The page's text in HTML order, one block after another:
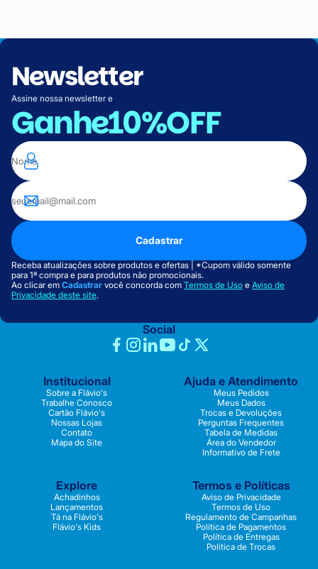
Newsletter
Assine nossa newsletter e
Ganhe10%OFF
Cadastrar
Receba atualizações sobre produtos e ofertas | *Cupom válido somente
para 1ª compra e para produtos não promocionais.
Ao clicar em Cadastrar você concorda com Termos de Uso e Aviso de
Privacidade deste site.
Social
Institucional
Sobre a Flávio's
Trabalhe Conosco
Cartão Flávio's
Nossas Lojas
Contato
Mapa do Site
Ajuda e Atendimento
Meus Pedidos
Meus Dados
Trocas e Devoluções
Perguntas Frequentes
Tabela de Medidas
Área do Vendedor
Informativo de Frete
Explore
Achadinhos
Lançamentos
Tá na Flávio's
Flávio's Kids
Termos e Políticas
Aviso de Privacidade
Termos de Uso
Regulamento de Campanhas
Política de Pagamentos
Política de Entregas
Política de Trocas